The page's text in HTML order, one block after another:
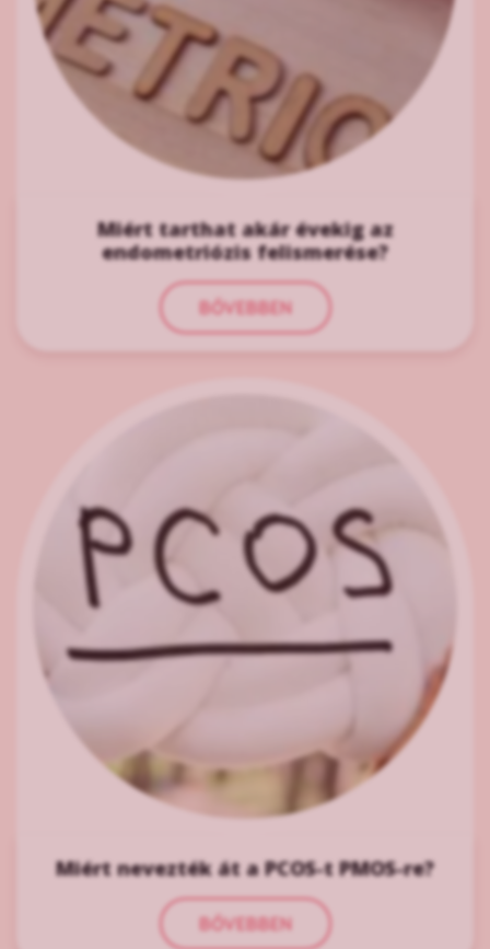
Miért tarthat akár évekig az
endometriózis felismerése?
BŐVEBBEN
Miért nevezték át a PCOS-t PMOS-re?
BŐVEBBEN